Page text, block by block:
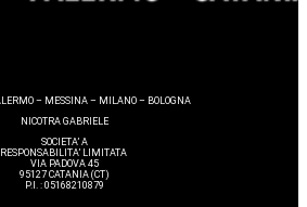
– MESSINA – MILANO – BOLOGNA
NICOTRA GABRIELE
SOCIETA’ A
RESPONSABILITA’ LIMITATA
VIA PADOVA 45
95127 CATANIA (CT)
P.I. : 05168210879